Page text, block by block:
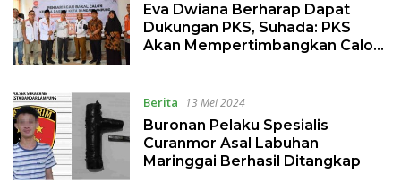
Eva Dwiana Berharap Dapat
Dukungan PKS, Suhada: PKS
Akan Mempertimbangkan Calon
Berita 13 Mei 2024
Buronan Pelaku Spesialis
Curanmor Asal Labuhan
Maringgai Berhasil Ditangkap